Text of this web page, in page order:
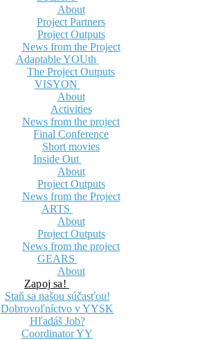
About
Project Partners
Project Outputs
News from the Project
Adaptable YOUth
The Project Outputs
VISYON
About
Activities
News from the project
Final Conference
Short movies
Inside Out
About
Project Outputs
News from the Project
ARTS
About
Project Outputs
News from the project
GEARS
About
Zapoj sa!
Staň sa našou súčasťou!
Dobrovoľníctvo v YYSK
Hľadáš Job?
Coordinator YY